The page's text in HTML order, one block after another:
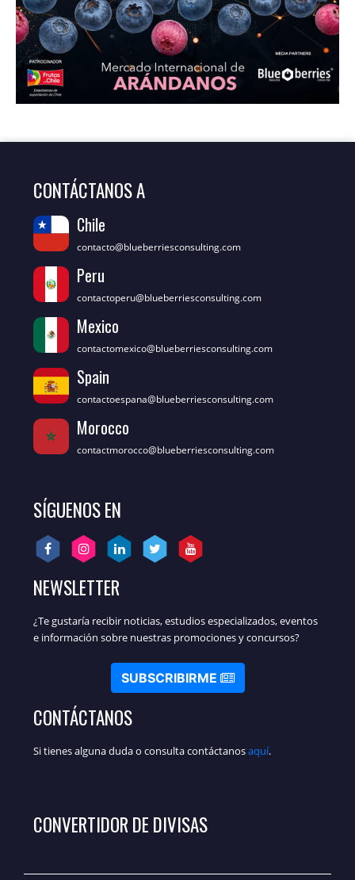
CONTÁCTANOS A
Chile
contacto@blueberriesconsulting.com
Peru
contactoperu@blueberriesconsulting.com
Mexico
contactomexico@blueberriesconsulting.com
Spain
contactoespana@blueberriesconsulting.com
Morocco
contactmorocco@blueberriesconsulting.com
SÍGUENOS EN
NEWSLETTER
¿Te gustaría recibir noticias, estudios especializados, eventos
e información sobre nuestras promociones y concursos?
SUBSCRIBIRME
CONTÁCTANOS
Si tienes alguna duda o consulta contáctanosaquí.
CONVERTIDOR DE DIVISAS